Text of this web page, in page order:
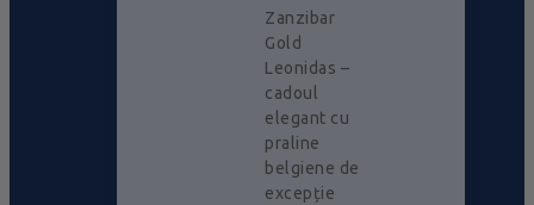
Zanzibar
Gold
Leonidas –
cadoul
elegant cu
praline
belgiene de
excepție